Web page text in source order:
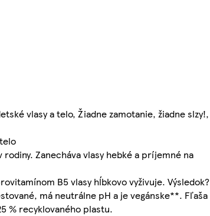
vlasy a telo, Žiadne zamotanie, žiadne slzy!,
Zanecháva vlasy hebké a príjemné na
B5 vlasy hĺbkovo vyživuje. Výsledok?
má neutrálne pH a je vegánske**. Fľaša
% recyklovaného plastu.